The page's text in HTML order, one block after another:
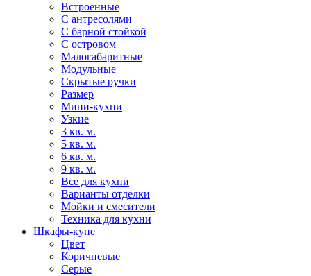
Встроенные
С антресолями
С барной стойкой
С островом
Малогабаритные
Модульные
Скрытые ручки
Размер
Мини-кухни
Узкие
3 кв. м.
5 кв. м.
6 кв. м.
9 кв. м.
Все для кухни
Варианты отделки
Мойки и смесители
Техника для кухни
Шкафы-купе
Цвет
Коричневые
Серые